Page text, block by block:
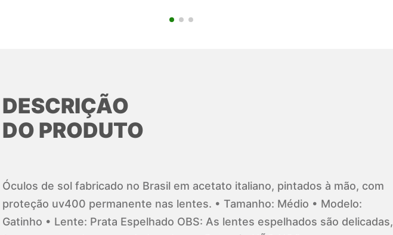
DESCRIÇÃO
DO PRODUTO
Óculos de sol fabricado no Brasil em acetato italiano, pintados à mão, com
proteção uv400 permanente nas lentes. • Tamanho: Médio • Modelo:
Gatinho • Lente: Prata Espelhado OBS: As lentes espelhados são delicadas,